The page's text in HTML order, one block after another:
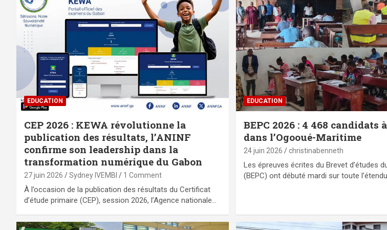
EDUCATION
CEP 2026 : KEWA révolutionne la
publication des résultats, l’ANINF
confirme son leadership dans la
transformation numérique du Gabon
27 juin 2026 Sydney IVEMBI 1 Comment
À l’occasion de la publication des résultats du Certificat
d’étude primaire (CEP), session 2026, l’Agence nationale…
EDUCATION
BEPC 2026 : 4 468 candidats
dans l’Ogooué-Maritime
24 juin 2026 christinabenneth
Les épreuves écrites du Brevet d’études
(BEPC) ont débuté mardi sur toute